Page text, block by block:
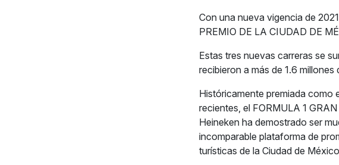
Con una nueva vigencia de
PREMIO DE LA CIUDAD DE
Estas tres nuevas carreras se
recibieron a más de 1.6
Históricamente premiada como
recientes, el FORMULA 1
Heineken ha demostrado ser
incomparable plataforma de
turísticas de la Ciudad de